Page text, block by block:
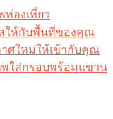
ท่องเที่ยว
ให้กับพื้นที่ของคุณ
าศใหม่ให้เข้ากับคุณ
ใส่กรอบพร้อมแขวน​